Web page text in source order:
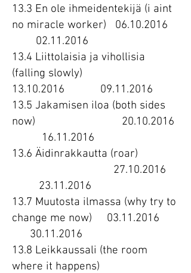
13.3 En ole ihmeidentekijä (i aint
no miracle worker) 06.10.2016
02.11.2016
13.4 Liittolaisia ja vihollisia
(falling slowly)
13.10.2016
09.11.2016
13.5 Jakamisen iloa (both sides
now) 20.10.2016
16.11.2016
13.6 Äidinrakkautta (roar)
27.10.2016
23.11.2016
13.7 Muutosta ilmassa (why try to
change me now) 03.11.2016
30.11.2016
13.8 Leikkaussali (the room
where it happens)